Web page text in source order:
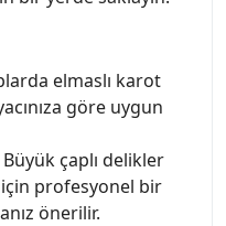
elmaslı karot
göre uygun
Büyük çaplı delikler
profesyonel bir
önerilir.